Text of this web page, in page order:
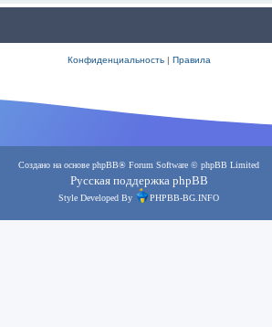
Конфиденциальность| Правила
Создано на основе phpBB® Forum Software © phpBB Limited
Русская поддержка phpBB
Style Developed By PHPBB-BG.INFO